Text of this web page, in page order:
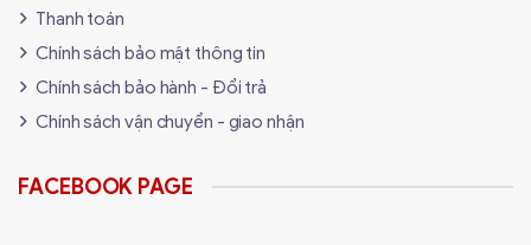
Thanh toán
Chính sách bảo mật thông tin
Chính sách bảo hành - Đổi trả
Chính sách vận chuyển - giao nhận
FACEBOOK PAGE